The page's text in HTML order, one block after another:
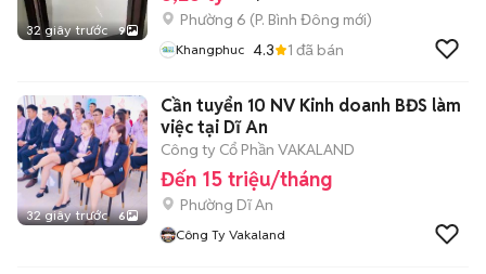
32 giây trước 9
Phường 6 (P. Bình Đông mới)
Khangphuc 4.3 1 đã bán
32 giây trước 6
Cần tuyển 10 NV Kinh doanh BĐS làm
việc tại Dĩ An
Công ty Cổ Phần VAKALAND
Đến 15 triệu/tháng
Phường Dĩ An
Công Ty Vakaland